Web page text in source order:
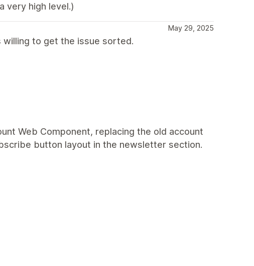
very high level.)
May 29, 2025
to get the issue sorted.
Web Component, replacing the old account
button layout in the newsletter section.